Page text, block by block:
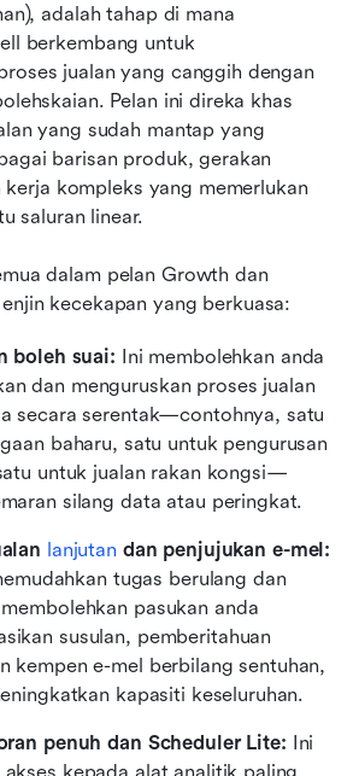
adalah tahap di mana
berkembang untuk
jualan yang canggih dengan
Pelan ini direka khas
yang sudah mantap yang
barisan produk, gerakan
kerja kompleks yang memerlukan
saluran linear.
dalam pelan Growth dan
kecekapan yang berkuasa:
boleh suai: Ini membolehkan anda
dan menguruskan proses jualan
secara serentak—contohnya, satu
baharu, satu untuk pengurusan
untuk jualan rakan kongsi—
silang data atau peringkat.
lanjutan dan penjujukan e-mel:
tugas berulang dan
pasukan anda
susulan, pemberitahuan
kempen e-mel berbilang sentuhan,
kapasiti keseluruhan.
penuh dan Scheduler Lite: Ini
akses kepada alat analitik paling